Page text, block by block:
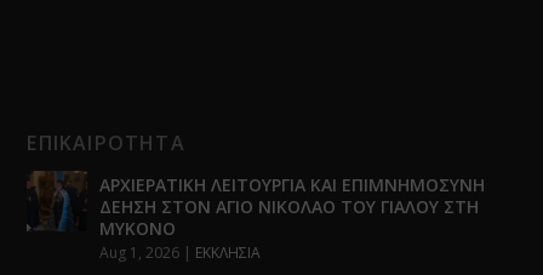
ΕΠΙΚΑΙΡΟΤΗΤΑ
ΑΡΧΙΕΡΑΤΙΚΗ ΛΕΙΤΟΥΡΓΙΑ ΚΑΙ ΕΠΙΜΝΗΜΟΣΥΝΗ
ΔΕΗΣΗ ΣΤΟΝ ΑΓΙΟ ΝΙΚΟΛΑΟ ΤΟΥ ΓΙΑΛΟΥ ΣΤΗ
ΜΥΚΟΝΟ
Aug 1, 2026 | ΕΚΚΛΗΣΙΑ